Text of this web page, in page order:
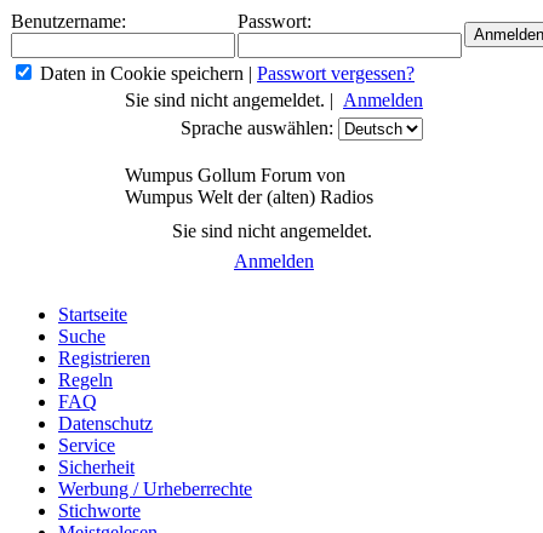
Benutzername: Passwort:
Daten in Cookie speichern | Passwort vergessen?
Sie sind nicht angemeldet. | Anmelden
Sprache auswählen:
Wumpus Gollum Forum von
Wumpus Welt der (alten) Radios
Sie sind nicht angemeldet.
Anmelden
Startseite
Suche
Registrieren
Regeln
FAQ
Datenschutz
Service
Sicherheit
Werbung / Urheberrechte
Stichworte